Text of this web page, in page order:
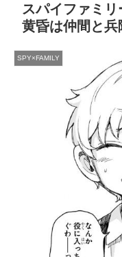
スパイファミ
黄昏は仲間と兵
SPY×FAMILY